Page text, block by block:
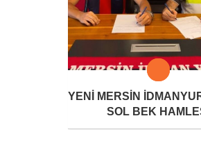
YENİ MERSİN
SOL BEK